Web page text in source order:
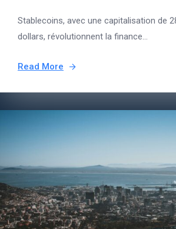
Stablecoins, avec une capitalisation de
dollars, révolutionnent la finance...
Read More